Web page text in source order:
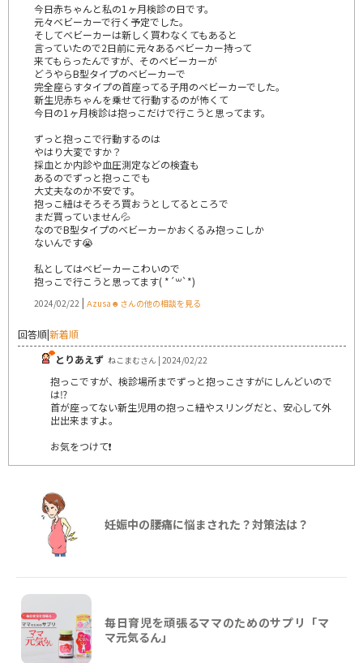
今日赤ちゃんと私の1ヶ月検診の日です。
元々ベビーカーで行く予定でした。
そしてベビーカーは新しく買わなくてもあると
言っていたので2日前に元々あるベビーカー持って
来てもらったんですが、そのベビーカーが
どうやらB型タイプのベビーカーで
完全座らすタイプの首座ってる子用のベビーカーでした。
新生児赤ちゃんを乗せて行動するのが怖くて
今日の1ヶ月検診は抱っこだけで行こうと思ってます。
ずっと抱っこで行動するのは
やはり大変ですか？
採血とか内診や血圧測定などの検査も
あるのでずっと抱っこでも
大丈夫なのか不安です。
抱っこ紐はそろそろ買おうとしてるところで
まだ買っていません💦
なのでB型タイプのベビーカーかおくるみ抱っこしか
ないんです😭
私としてはベビーカーこわいので
抱っこで行こうと思ってます( *´꒳`*)
2024/02/22 | Αzusа☻さんの他の相談を見る
回答順|新着順
とりあえず ねこまむさん | 2024/02/22
抱っこですが、検診場所までずっと抱っこさすがにしんどいので
は⁉️
首が座ってない新生児用の抱っこ紐やスリングだと、安心して外
出出来ますよ。
お気をつけて❗
妊娠中の腰痛に悩まされた？対策法は？
毎日育児を頑張るママのためのサプリ「マ
マ元気るん」